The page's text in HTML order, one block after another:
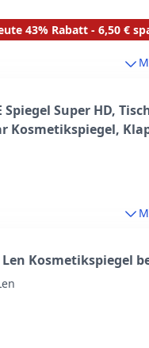
43% Rabatt - 6,50 €
Spiegel Super HD,
Kosmetikspiegel,
für Tischplatte,
Len Kosmetikspiegel